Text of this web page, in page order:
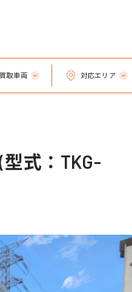
買取車両 対応エリア
式：TKG-